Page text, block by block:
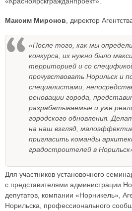
Максим Миронов , директор
«После того, как мы
конкурса, их нужно было
территорией и со
прочувствовать Норильск и
специалистами,
реновации города,
разрабатываемые и уже
городского обновления.
на наш взгляд,
пригласить команды
градостроителей в
Для участников установочного
с представителями администрации
депутатов, компании «Норникель»,
Норильска, профессионального